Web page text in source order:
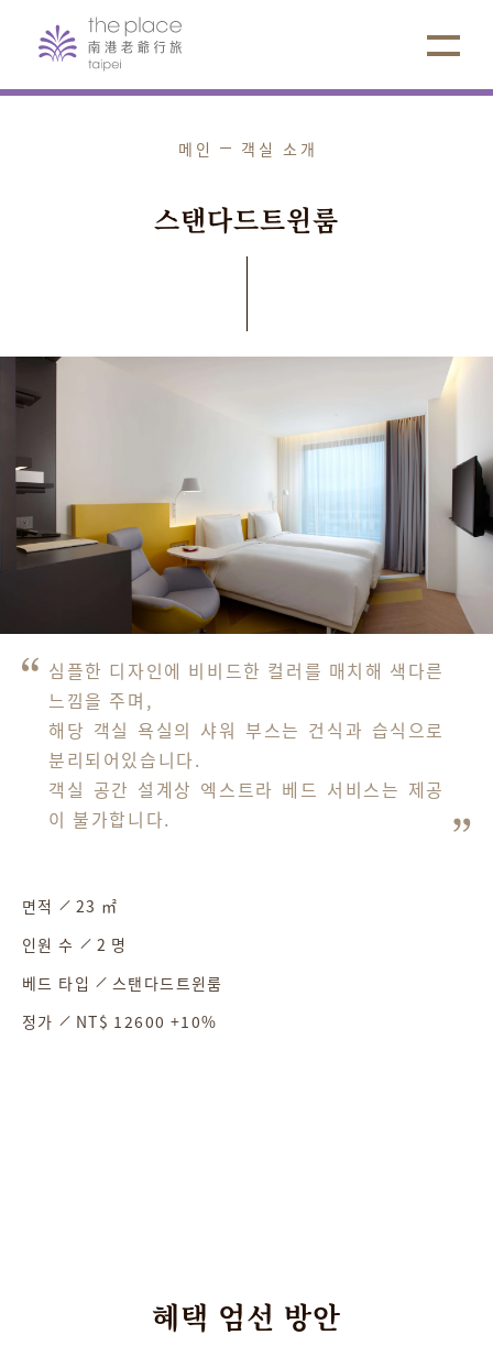
메인 객실 소개
스탠다드트윈룸
심플한 디자인에 비비드한 컬러를 매치해 색다른
느낌을 주며,
해당 객실 욕실의 샤워 부스는 건식과 습식으로
분리되어있습니다.
객실 공간 설계상 엑스트라 베드 서비스는 제공
이 불가합니다.
면적
23 ㎡
인원 수
2 명
베드 타입
스탠다드트윈룸
정가
NT$ 12600 +10%
혜택 엄선 방안